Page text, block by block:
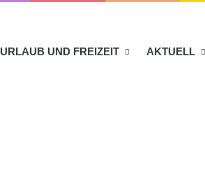
URLAUB UND FREIZEIT AKTUELL